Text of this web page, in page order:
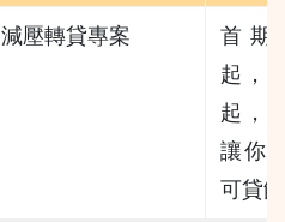
減壓轉貸專案
首期
起，
起，
讓你
可貸